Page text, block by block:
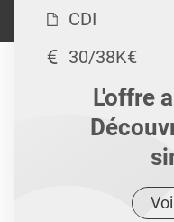
CDI
30/38K€
L'offre